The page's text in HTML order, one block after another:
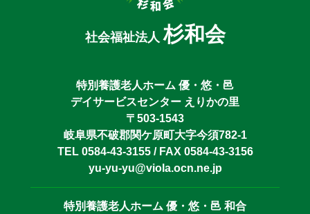
社会福祉法人杉和会
特別養護老人ホーム 優・悠・邑
デイサービスセンター えりかの里
〒503-1543
岐阜県不破郡関ケ原町大字今須782-1
TEL 0584-43-3155 / FAX 0584-43-3156
yu-yu-yu@viola.ocn.ne.jp
特別養護老人ホーム 優・悠・邑 和合